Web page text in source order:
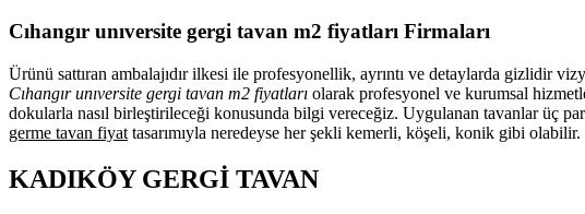
Cıhangır unıversite gergi tavan m2 fiyatları Firmaları
Ürünü sattıran ambalajıdır ilkesi ile profesyonellik, ayrıntı ve detaylarda gizlidir
Cıhangır unıversite gergi tavan m2 fiyatları olarak profesyonel ve kurumsal
dokularla nasıl birleştirileceği konusunda bilgi vereceğiz. Uygulanan tavanlar üç
germe tavan fiyat tasarımıyla neredeyse her şekli kemerli, köşeli, konik gibi
KADIKÖY GERGİ TAVAN